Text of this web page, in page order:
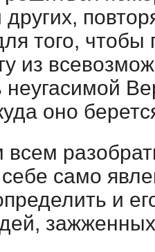
того, чтобы
из
неугасимой
оно
всем
само
и